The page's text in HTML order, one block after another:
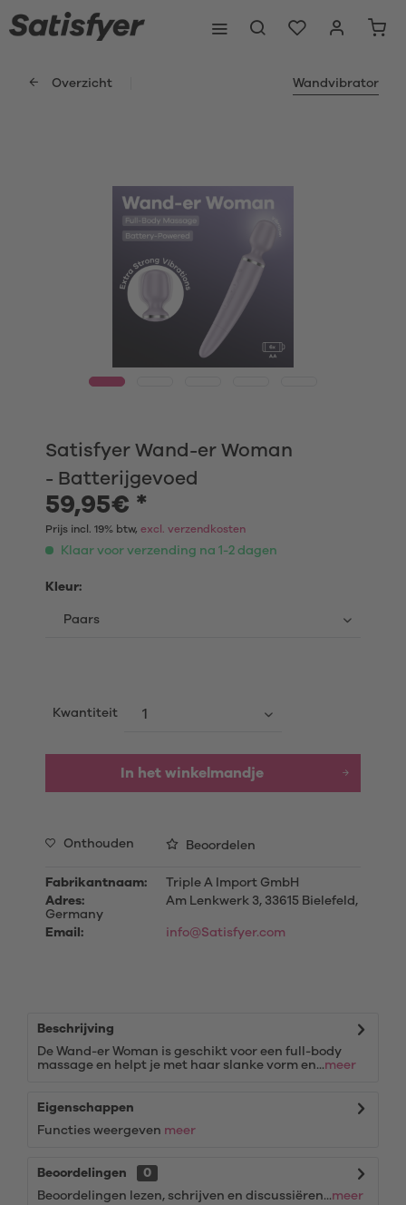
Overzicht Wandvibrator
Satisfyer Wand-er Woman
- Batterijgevoed
59,95€ *
Prijs incl. 19% btw, excl. verzendkosten
Klaar voor verzending na 1-2 dagen
Kleur:
Kwantiteit
In het winkelmandje
Onthouden Beoordelen
Fabrikantnaam:
Triple A Import GmbH
Adres:
Am Lenkwerk 3, 33615 Bielefeld,
Germany
Email:
info@Satisfyer.com
Beschrijving
De Wand-er Woman is geschikt voor een full-body
massage en helpt je met haar slanke vorm en...meer
Eigenschappen
Functies weergeven meer
Beoordelingen
0
Beoordelingen lezen, schrijven en discussiëren...meer